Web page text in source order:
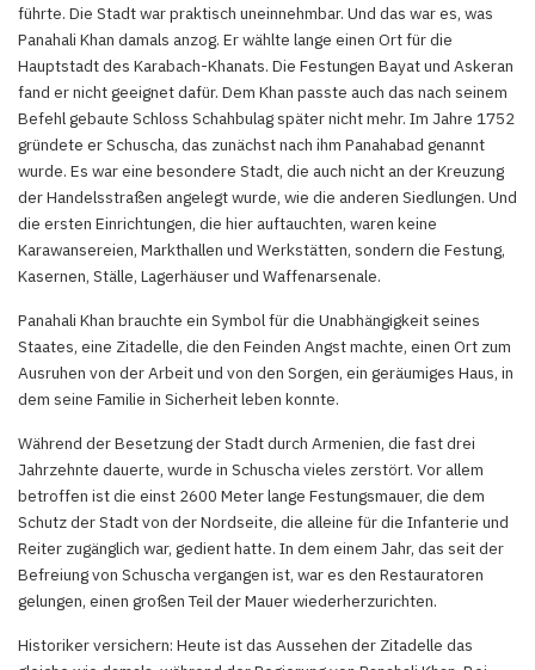
führte. Die Stadt war praktisch uneinnehmbar. Und das war es, was
Panahali Khan damals anzog. Er wählte lange einen Ort für die
Hauptstadt des Karabach-Khanats. Die Festungen Bayat und Askeran
fand er nicht geeignet dafür. Dem Khan passte auch das nach seinem
Befehl gebaute Schloss Schahbulag später nicht mehr. Im Jahre 1752
gründete er Schuscha, das zunächst nach ihm Panahabad genannt
wurde. Es war eine besondere Stadt, die auch nicht an der Kreuzung
der Handelsstraßen angelegt wurde, wie die anderen Siedlungen. Und
die ersten Einrichtungen, die hier auftauchten, waren keine
Karawansereien, Markthallen und Werkstätten, sondern die Festung,
Kasernen, Ställe, Lagerhäuser und Waffenarsenale.
Panahali Khan brauchte ein Symbol für die Unabhängigkeit seines
Staates, eine Zitadelle, die den Feinden Angst machte, einen Ort zum
Ausruhen von der Arbeit und von den Sorgen, ein geräumiges Haus, in
dem seine Familie in Sicherheit leben konnte.
Während der Besetzung der Stadt durch Armenien, die fast drei
Jahrzehnte dauerte, wurde in Schuscha vieles zerstört. Vor allem
betroffen ist die einst 2600 Meter lange Festungsmauer, die dem
Schutz der Stadt von der Nordseite, die alleine für die Infanterie und
Reiter zugänglich war, gedient hatte. In dem einem Jahr, das seit der
Befreiung von Schusсha vergangen ist, war es den Restauratoren
gelungen, einen großen Teil der Mauer wiederherzurichten.
Historiker versichern: Heute ist das Aussehen der Zitadelle das